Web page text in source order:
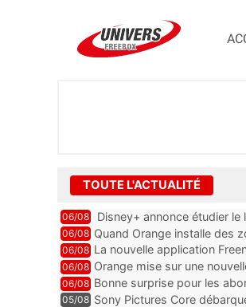
TOUTE L'ACTUALITÉ
06/08 Disney+ annonce étudier le
06/08 Quand Orange installe des
06/08 La nouvelle application
abonnés Freebox, testez la
06/08 Orange mise sur une
06/08 Bonne surprise pour les
inclus
05/08 Sony Pictures Core